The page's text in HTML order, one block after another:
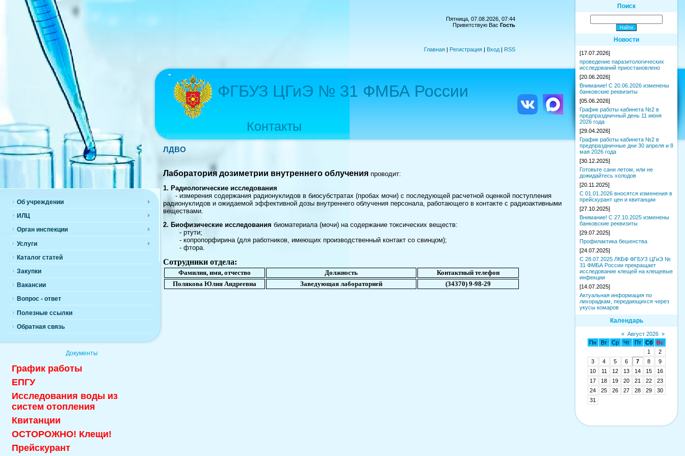
Об учреждении
ИЛЦ
Орган инспекции
Услуги
Каталог статей
Закупки
Вакансии
Вопрос - ответ
Полезные ссылки
Обратная связь
Документы
График работы
ЕПГУ
Исследования воды из
систем отопления
Квитанции
ОСТОРОЖНО! Клещи!
Прейскурант
Пятница, 07.08.2026, 07:44
Приветствую Вас Гость
Главная | Регистрация | Вход | RSS
ФГБУЗ ЦГиЭ № 31 ФМБА России
Контакты
ЛДВО
Лаборатория дозиметрии внутреннего облучения проводит:
1. Радиологические исследования
- измерения содержания радионуклидов в биосубстратах (пробах мочи) с последующей расчетной оценкой поступления
радионуклидов и ожидаемой эффективной дозы внутреннего облучения персонала, работающего в контакте с радиоактивными
веществами.
2. Биофизические исследования биоматериала (мочи) на содержание токсических веществ:
- ртути;
- копропорфирина (для работников, имеющих производственный контакт со свинцом);
- фтора.
Сотрудники отдела:
Фамилия, имя, отчество Должность
Контактный телефон
Полякова Юлия Андреевна
Заведующая лабораторией (34370) 9-98-29
Поиск
Новости
[17.07.2026]
проведение паразитологических
исследований приостановлено
[20.06.2026]
Внимание! С 20.06.2026 изменены
банковские реквизиты
[05.06.2026]
График работы кабинета №2 в
предпраздничный день 11 июня
2026 года
[29.04.2026]
График работы кабинета №2 в
предпраздничные дни 30 апреля и 8
мая 2026 года
[30.12.2025]
Готовьте сани летом, или не
дожидайтесь холодов
[20.11.2025]
С 01.01.2026 вносятся изменения в
прейскурант цен и квитанции
[27.10.2025]
Внимание! С 27.10.2025 изменены
банковские реквизиты
[29.07.2025]
Профилактика бешенства
[24.07.2025]
С 28.07.2025 ЛКБФ ФГБУЗ ЦГиЭ №
31 ФМБА России прекращает
исследование клещей на клещевые
инфекции
[14.07.2025]
Актуальная информация по
лихорадкам, передающихся через
укусы комаров
Календарь
« Август 2026 »
Пн
Вт Ср Чт Пт Сб
Вс
1
2
3
4 5 6 7 8
9
10
11 12 13 14 15
16
17
18 19 20 21 22
23
24
25 26 27 28 29
30
31